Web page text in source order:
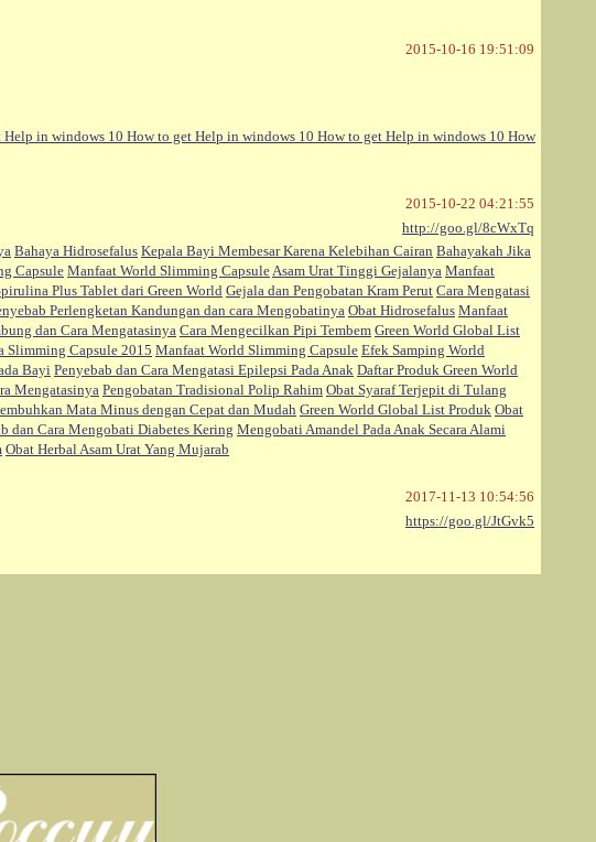
2015-10-16 19:51:09
Help in windows 10 How to get Help in windows 10 How to get Help in windows 10 How
2015-10-22 04:21:55
http://goo.gl/8cWxTq
Bahaya Hidrosefalus Kepala Bayi Membesar Karena Kelebihan Cairan Bahayakah Jika
CapsuleManfaat World Slimming CapsuleAsam Urat Tinggi Gejalanya Manfaat
Plus Tablet dari Green WorldGejala dan Pengobatan Kram Perut Cara Mengatasi
Perlengketan Kandungan dan cara Mengobatinya Obat Hidrosefalus Manfaat
dan Cara MengatasinyaCara Mengecilkan Pipi Tembem Green World Global List
Slimming Capsule 2015 Manfaat World Slimming Capsule Efek Samping World
Bayi Penyebab dan Cara Mengatasi Epilepsi Pada Anak Daftar Produk Green World
MengatasinyaPengobatan Tradisional Polip Rahim Obat Syaraf Terjepit di Tulang
Mata Minus dengan Cepat dan Mudah Green World Global List Produk Obat
dan Cara Mengobati Diabetes Kering Mengobati Amandel Pada Anak Secara Alami
Obat Herbal Asam Urat Yang Mujarab
2017-11-13 10:54:56
https://goo.gl/JtGvk5